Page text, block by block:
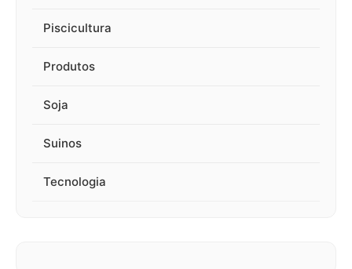
Piscicultura
Produtos
Soja
Suinos
Tecnologia